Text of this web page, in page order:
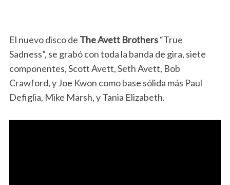
El nuevo disco de The Avett Brothers“True
Sadness”, se grabó con toda la banda de gira, siete
componentes, Scott Avett, Seth Avett, Bob
Crawford, y Joe Kwon como base sólida más Paul
Defiglia, Mike Marsh, y Tania Elizabeth.